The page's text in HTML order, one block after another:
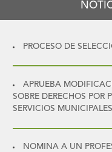
PROCESO DE
APRUEBA
SOBRE DERECHOS POR
SERVICIOS MUNICIPALES
NOMINA A UN